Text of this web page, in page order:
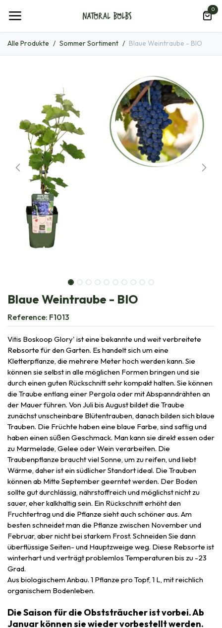
0
Alle Produkte Sommer Sortiment Blaue Weintraube - BIO
Blaue Weintraube - BIO
Reference: F1013
Vitis Boskoop Glory' ist eine bekannte und weit verbreitete
Rebsorte für den Garten. Es handelt sich um eine
Kletterpflanze, die mehrere Meter hoch werden kann. Sie
können sie selbst in alle möglichen Formen bringen und sie
durch einen guten Rückschnitt sehr kompakt halten. Sie können
die Traube entlang einer Pergola oder mit Abspanndrähten an
der Mauer führen. Von Juli bis August bildet die Traube
zunächst unscheinbare Blütentrauben, danach bilden sich blaue
Trauben. Die Früchte haben eine blaue Farbe, sind saftig und
haben einen süßen Geschmack. Man kann sie direkt essen oder
zu Marmelade, Gelee oder Wein verarbeiten. Die
Traubenpflanze braucht viel Sonne, um zu reifen, und liebt
Wärme, daher ist ein südlicher Standort ideal. Die Trauben
können ab Mitte September geerntet werden. Der Boden
sollte gut durchlässig, nährstoffreich und möglichst nicht zu
sauer, eher kalkhaltig sein. Ein Rückschnitt erhöht den
Fruchtertrag und die Pflanze sieht auch schöner aus. Am
besten schneidet man die Pflanze zwischen November und
Februar, aber nicht bei starkem Frost. Schneiden Sie dann
überflüssige Seiten- und Hauptzweige weg. Diese Rebsorte ist
winterhart und verträgt problemlos Temperaturen bis zu -23
Grad.
Aus biologischem Anbau. 1 Pflanze pro Topf, 1 L, mit reichlich
organischem Bodenleben.
Die Saison für die Obststräucher ist vorbei. Ab
Januar können sie wieder vorbestellt werden.